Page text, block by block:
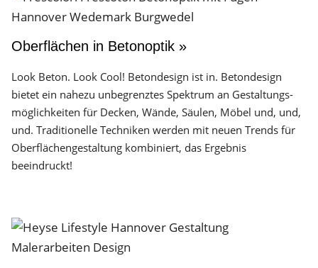
Oberflächen in Betonoptik »
Look Beton. Look Cool! Betondesign ist in. Betondesign
bietet ein nahezu unbegrenztes Spektrum an Gestaltungs­
möglichkeiten für Decken, Wände, Säulen, Möbel und, und,
und. Traditionelle Techniken werden mit neuen Trends für
Oberflächen­gestaltung kombiniert, das Ergebnis
beeindruckt!